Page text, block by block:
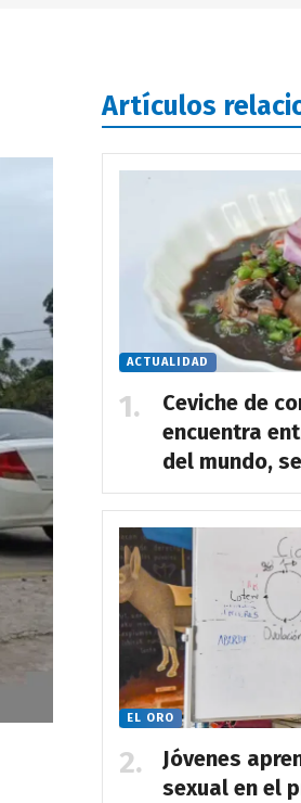
Artículos
ACTUALIDAD
Ceviche de
encuentra
del mundo,
EL ORO
Jóvenes
sexual en el